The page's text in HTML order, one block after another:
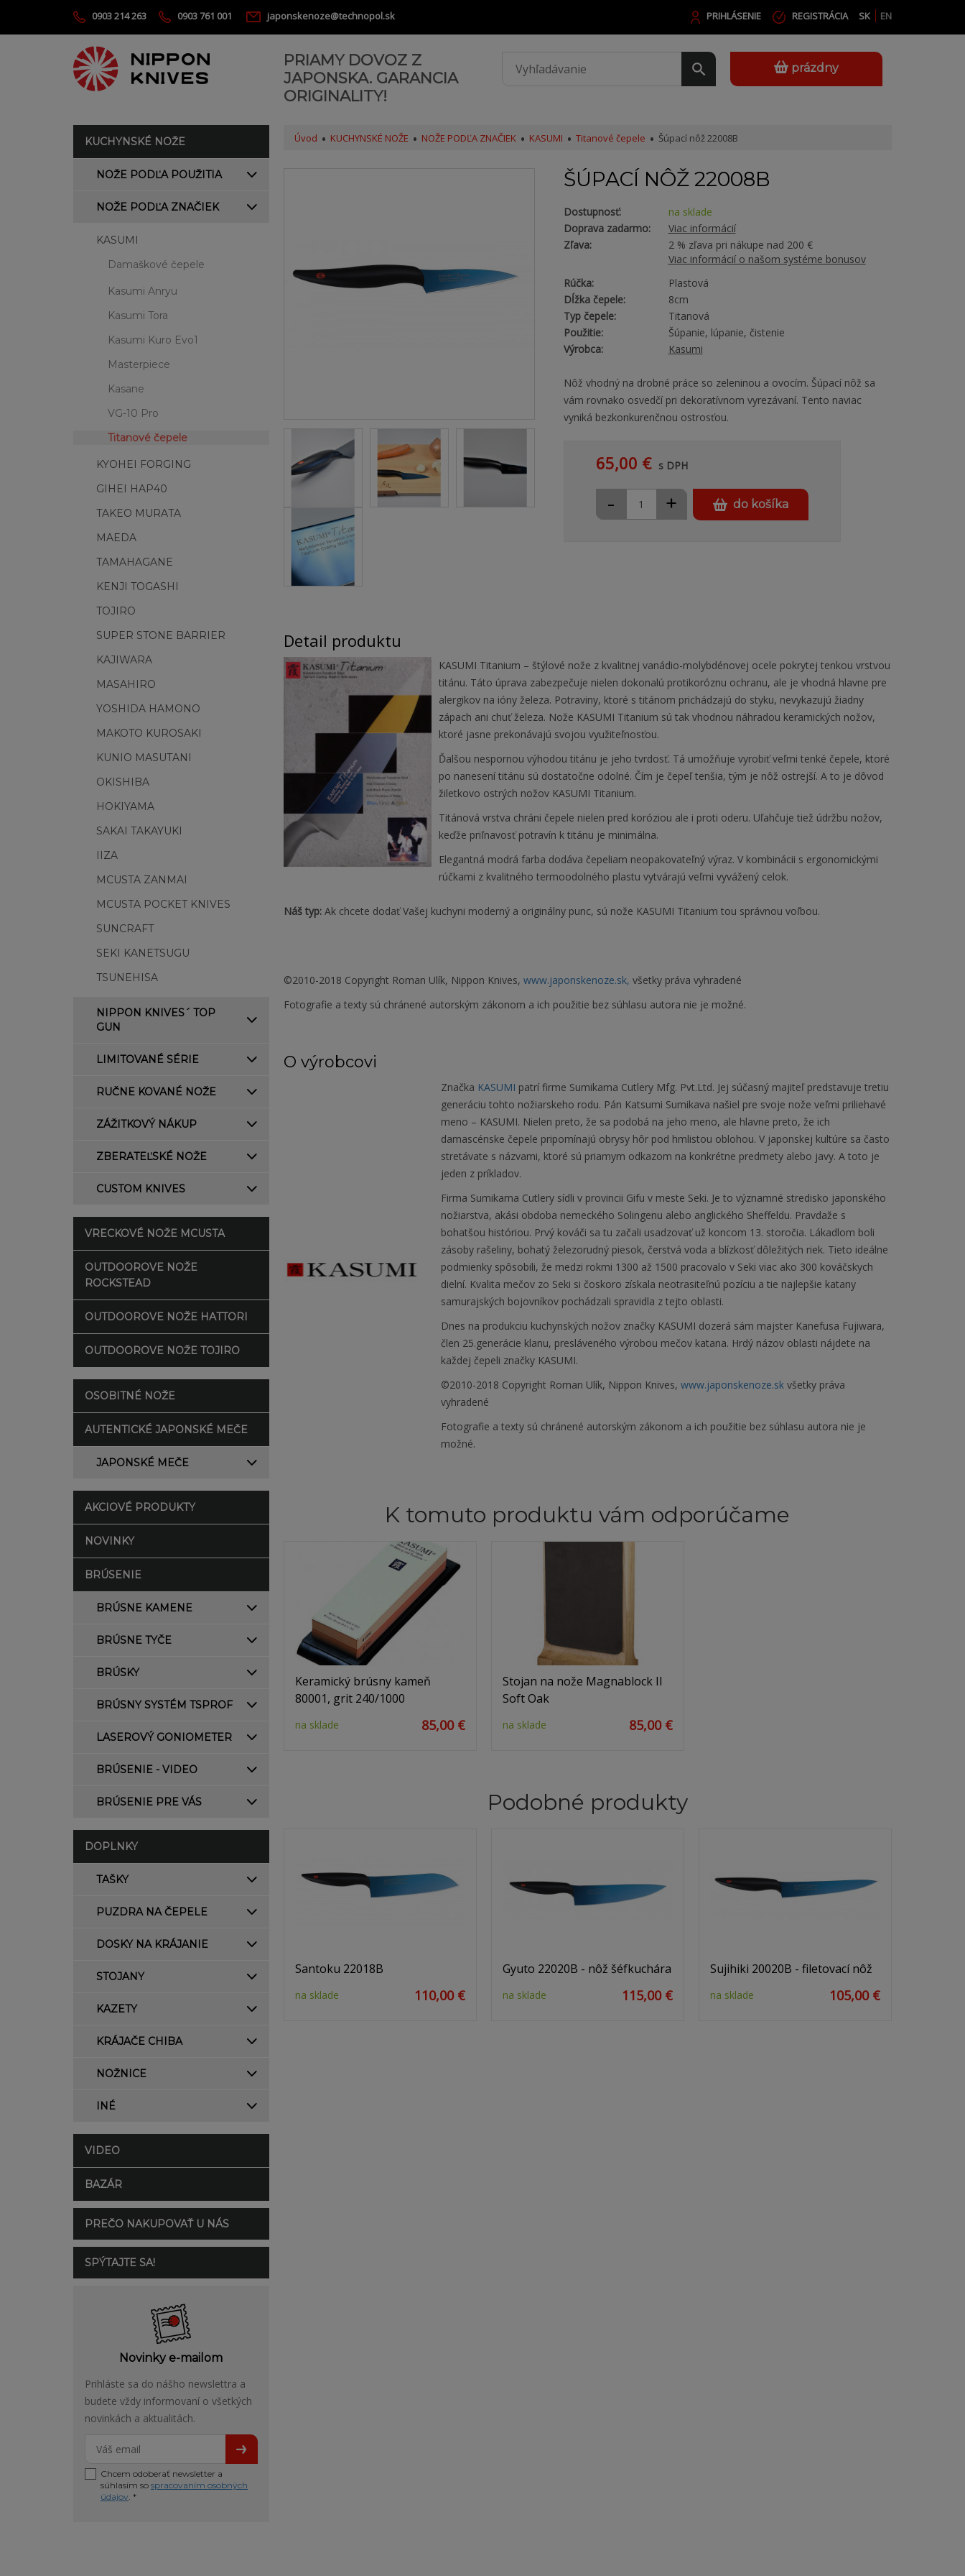
0903 214 263 0903 761 001 japonskenoze@technopol.sk SK EN
PRIHLÁSENIE REGISTRÁCIA
PRIAMY DOVOZ Z
JAPONSKA. GARANCIA
ORIGINALITY!
prázdny
KUCHYNSKÉ NOŽE
NOŽE PODĽA POUŽITIA
NOŽE PODĽA ZNAČIEK
KASUMI
Damaškové čepele
Kasumi Anryu
Kasumi Tora
Kasumi Kuro Evo1
Masterpiece
Kasane
VG-10 Pro
Titanové čepele
KYOHEI FORGING
GIHEI HAP40
TAKEO MURATA
MAEDA
TAMAHAGANE
KENJI TOGASHI
TOJIRO
SUPER STONE BARRIER
KAJIWARA
MASAHIRO
YOSHIDA HAMONO
MAKOTO KUROSAKI
KUNIO MASUTANI
OKISHIBA
HOKIYAMA
SAKAI TAKAYUKI
IIZA
MCUSTA ZANMAI
MCUSTA POCKET KNIVES
SUNCRAFT
SEKI KANETSUGU
TSUNEHISA
NIPPON KNIVES´ TOP
GUN
LIMITOVANÉ SÉRIE
RUČNE KOVANÉ NOŽE
ZÁŽITKOVÝ NÁKUP
ZBERATEĽSKÉ NOŽE
CUSTOM KNIVES
VRECKOVÉ NOŽE MCUSTA
OUTDOOROVE NOŽE
ROCKSTEAD
OUTDOOROVE NOŽE HATTORI
OUTDOOROVE NOŽE TOJIRO
OSOBITNÉ NOŽE
AUTENTICKÉ JAPONSKÉ MEČE
JAPONSKÉ MEČE
AKCIOVÉ PRODUKTY
NOVINKY
BRÚSENIE
BRÚSNE KAMENE
BRÚSNE TYČE
BRÚSKY
BRÚSNY SYSTÉM TSPROF
LASEROVÝ GONIOMETER
BRÚSENIE - VIDEO
BRÚSENIE PRE VÁS
DOPLNKY
TAŠKY
PUZDRA NA ČEPELE
DOSKY NA KRÁJANIE
STOJANY
KAZETY
KRÁJAČE CHIBA
NOŽNICE
INÉ
VIDEO
BAZÁR
PREČO NAKUPOVAŤ U NÁS
SPÝTAJTE SA!
Novinky e-mailom
Prihláste sa do nášho newslettra a
budete vždy informovaní o všetkých
novinkách a aktualitách.
Chcem odoberať newsletter a
súhlasím so spracovaním osobných
údajov. *
Úvod KUCHYNSKÉ NOŽE NOŽE PODĽA ZNAČIEK KASUMI Titanové čepele Šúpací nôž 22008B
ŠÚPACÍ NÔŽ 22008B
Dostupnosť:
na sklade
Doprava zadarmo:
Viac informácií
Zľava:
2 % zľava pri nákupe nad 200 €
Viac informácií o našom systéme bonusov
Rúčka:
Plastová
Dĺžka čepele:
8cm
Typ čepele:
Titanová
Použitie:
Šúpanie, lúpanie, čistenie
Výrobca:
Kasumi
Nôž vhodný na drobné práce so zeleninou a ovocím. Šúpací nôž sa
vám rovnako osvedčí pri dekoratívnom vyrezávaní. Tento naviac
vyniká bezkonkurenčnou ostrosťou.
65,00 € s DPH
+
- do košíka
Detail produktu
KASUMI Titanium – štýlové nože z kvalitnej vanádio-molybdénovej ocele pokrytej tenkou vrstvou
titánu. Táto úprava zabezpečuje nielen dokonalú protikoróznu ochranu, ale je vhodná hlavne pre
alergikov na ióny železa. Potraviny, ktoré s titánom prichádzajú do styku, nevykazujú žiadny
zápach ani chuť železa. Nože KASUMI Titanium sú tak vhodnou náhradou keramických nožov,
ktoré jasne prekonávajú svojou využiteľnosťou.
Ďalšou nespornou výhodou titánu je jeho tvrdosť. Tá umožňuje vyrobiť veľmi tenké čepele, ktoré
po nanesení titánu sú dostatočne odolné. Čím je čepeľ tenšia, tým je nôž ostrejší. A to je dôvod
žiletkovo ostrých nožov KASUMI Titanium.
Titánová vrstva chráni čepele nielen pred koróziou ale i proti oderu. Uľahčuje tiež údržbu nožov,
keďže priľnavosť potravín k titánu je minimálna.
Elegantná modrá farba dodáva čepeliam neopakovateľný výraz. V kombinácii s ergonomickými
rúčkami z kvalitného termoodolného plastu vytvárajú veľmi vyvážený celok.
Náš typ: Ak chcete dodať Vašej kuchyni moderný a originálny punc, sú nože KASUMI Titanium tou správnou voľbou.
©2010-2018 Copyright Roman Ulík, Nippon Knives, www.japonskenoze.sk, všetky práva vyhradené
Fotografie a texty sú chránené autorským zákonom a ich použitie bez súhlasu autora nie je možné.
O výrobcovi
Značka KASUMI patrí firme Sumikama Cutlery Mfg. Pvt.Ltd. Jej súčasný majiteľ predstavuje tretiu
generáciu tohto nožiarskeho rodu. Pán Katsumi Sumikava našiel pre svoje nože veľmi priliehavé
meno – KASUMI. Nielen preto, že sa podobá na jeho meno, ale hlavne preto, že ich
damascénske čepele pripomínajú obrysy hôr pod hmlistou oblohou. V japonskej kultúre sa často
stretávate s názvami, ktoré sú priamym odkazom na konkrétne predmety alebo javy. A toto je
jeden z príkladov.
Firma Sumikama Cutlery sídli v provincii Gifu v meste Seki. Je to významné stredisko japonského
nožiarstva, akási obdoba nemeckého Solingenu alebo anglického Sheffeldu. Pravdaže s
bohatšou históriou. Prvý kováči sa tu začali usadzovať už koncom 13. storočia. Lákadlom boli
zásoby rašeliny, bohatý železorudný piesok, čerstvá voda a blízkosť dôležitých riek. Tieto ideálne
podmienky spôsobili, že medzi rokmi 1300 až 1500 pracovalo v Seki viac ako 300 kováčskych
dielní. Kvalita mečov zo Seki si čoskoro získala neotrasiteľnú pozíciu a tie najlepšie katany
samurajských bojovníkov pochádzali spravidla z tejto oblasti.
Dnes na produkciu kuchynských nožov značky KASUMI dozerá sám majster Kanefusa Fujiwara,
člen 25.generácie klanu, presláveného výrobou mečov katana. Hrdý názov oblasti nájdete na
každej čepeli značky KASUMI.
©2010-2018 Copyright Roman Ulík, Nippon Knives, www.japonskenoze.skvšetky práva
vyhradené
Fotografie a texty sú chránené autorským zákonom a ich použitie bez súhlasu autora nie je
možné.
K tomuto produktu vám odporúčame
Keramický brúsny kameň
80001, grit 240/1000
na sklade 85,00 €
Stojan na nože Magnablock II
Soft Oak
na sklade 85,00 €
Podobné produkty
Santoku 22018B
na sklade 110,00 €
Gyuto 22020B - nôž šéfkuchára
na sklade 115,00 €
Sujihiki 20020B - filetovací nôž
na sklade 105,00 €